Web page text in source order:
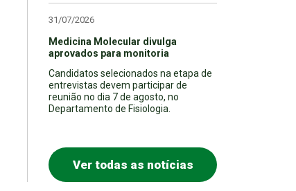
31/07/2026
Medicina Molecular divulga
aprovados para monitoria
Candidatos selecionados na etapa de
entrevistas devem participar de
reunião no dia 7 de agosto, no
Departamento de Fisiologia.
Ver todas as notícias